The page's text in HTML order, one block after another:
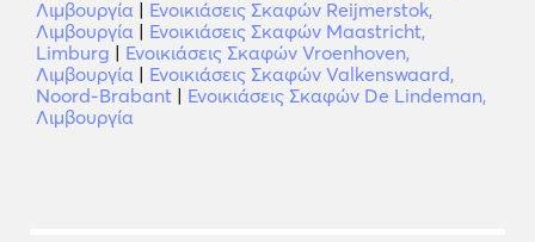
Λιμβουργία | Ενοικιάσεις Σκαφών Reijmerstok,
Λιμβουργία | Ενοικιάσεις Σκαφών Maastricht,
Limburg | Ενοικιάσεις Σκαφών Vroenhoven,
Λιμβουργία | Ενοικιάσεις Σκαφών Valkenswaard,
Noord-Brabant | Ενοικιάσεις Σκαφών De Lindeman,
Λιμβουργία